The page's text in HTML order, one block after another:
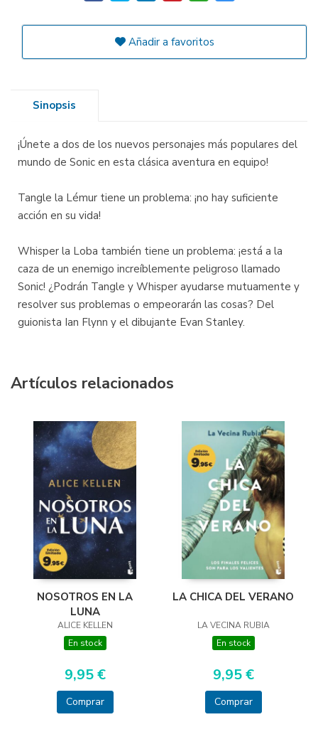
Añadir a favoritos
Sinopsis
¡Únete a dos de los nuevos personajes más populares del
mundo de Sonic en esta clásica aventura en equipo!
Tangle la Lémur tiene un problema: ¡no hay suficiente
acción en su vida!
Whisper la Loba también tiene un problema: ¡está a la
caza de un enemigo increíblemente peligroso llamado
Sonic! ¿Podrán Tangle y Whisper ayudarse mutuamente y
resolver sus problemas o empeorarán las cosas? Del
guionista Ian Flynn y el dibujante Evan Stanley.
Artículos relacionados
NOSOTROS EN LA
LUNA
ALICE KELLEN
En stock
9,95 €
Comprar
LA CHICA DEL VERANO
LA VECINA RUBIA
En stock
9,95 €
Comprar